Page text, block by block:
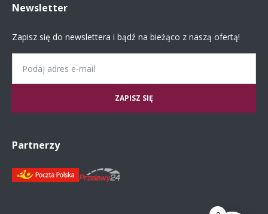
Newsletter
Zapisz się do newslettera i bądź na bieżąco z naszą ofertą!
Partnerzy